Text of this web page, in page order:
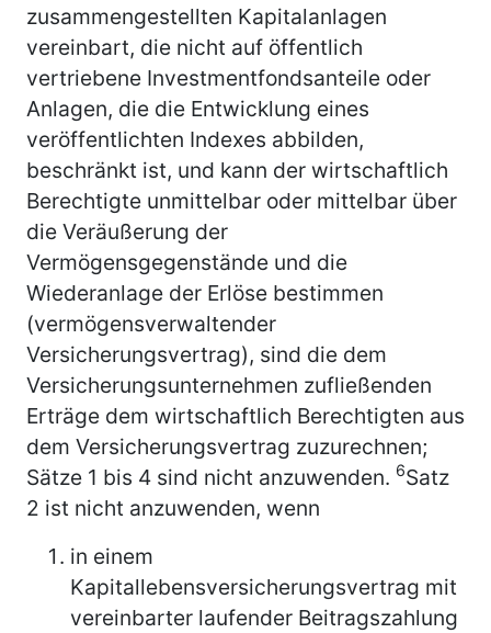
zusammengestellten Kapitalanlagen
vereinbart, die nicht auf öffentlich
vertriebene Investmentfondsanteile oder
Anlagen, die die Entwicklung eines
veröffentlichten Indexes abbilden,
beschränkt ist, und kann der wirtschaftlich
Berechtigte unmittelbar oder mittelbar über
die Veräußerung der
Vermögensgegenstände und die
Wiederanlage der Erlöse bestimmen
(vermögensverwaltender
Versicherungsvertrag), sind die dem
Versicherungsunternehmen zufließenden
Erträge dem wirtschaftlich Berechtigten aus
dem Versicherungsvertrag zuzurechnen;
Sätze 1 bis 4 sind nicht anzuwenden. 6Satz
2 ist nicht anzuwenden, wenn
in einem
Kapitallebensversicherungsvertrag mit
vereinbarter laufender Beitragszahlung